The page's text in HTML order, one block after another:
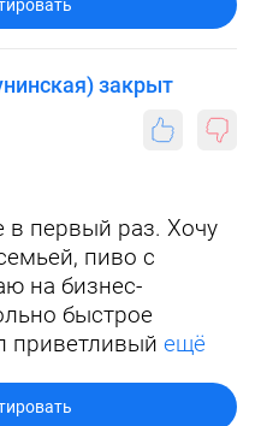
закрыт
в первый раз. Хочу
пиво с
на бизнес-
быстрое
приветливый ещё